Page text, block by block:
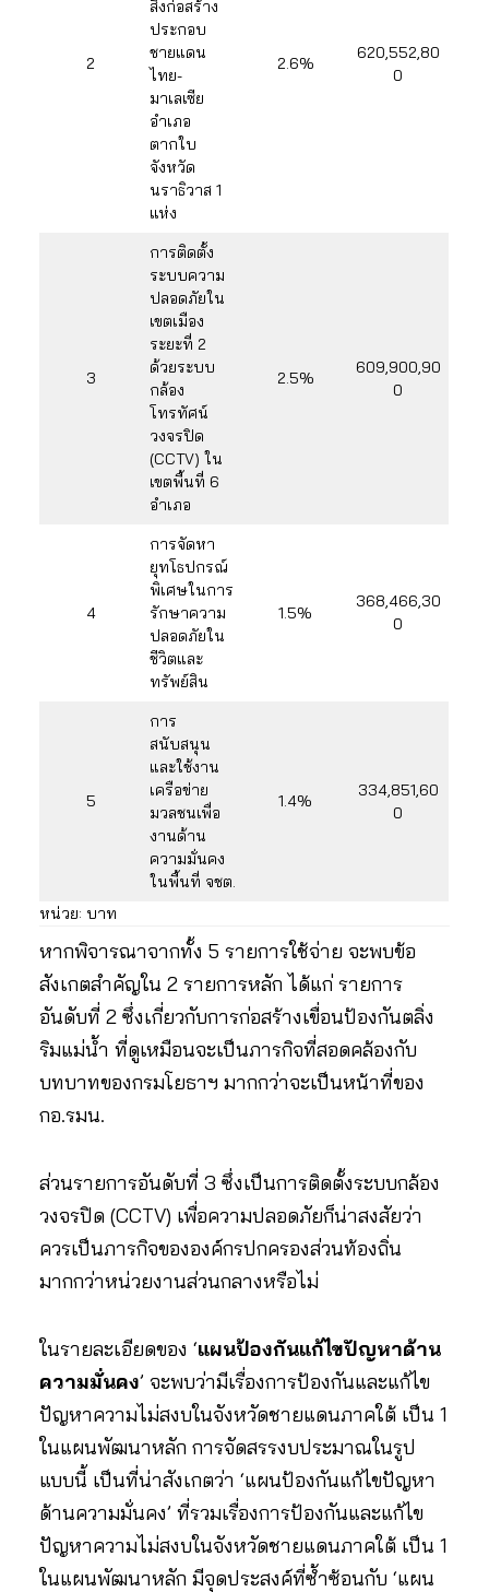
2
สิ่งก่อสร้าง
ประกอบ
ชายแดน
ไทย-
มาเลเซีย
อำเภอ
ตากใบ
จังหวัด
นราธิวาส 1
แห่ง
2.6%
620,552,80
0
3
การติดตั้ง
ระบบความ
ปลอดภัยใน
เขตเมือง
ระยะที่ 2
ด้วยระบบ
กล้อง
โทรทัศน์
วงจรปิด
(CCTV) ใน
เขตพื้นที่ 6
อำเภอ
2.5%
609,900,90
0
4
การจัดหา
ยุทโธปกรณ์
พิเศษในการ
รักษาความ
ปลอดภัยใน
ชีวิตและ
ทรัพย์สิน
1.5%
368,466,30
0
5
การ
สนับสนุน
และใช้งาน
เครือข่าย
มวลชนเพื่อ
งานด้าน
ความมั่นคง
ในพื้นที่ จชต.
1.4%
334,851,60
0
หน่วย: บาท
หากพิจารณาจากทั้ง 5 รายการใช้จ่าย จะพบข้อ
สังเกตสำคัญใน 2 รายการหลัก ได้แก่ รายการ
อันดับที่ 2 ซึ่งเกี่ยวกับการก่อสร้างเขื่อนป้องกันตลิ่ง
ริมแม่น้ำ ที่ดูเหมือนจะเป็นภารกิจที่สอดคล้องกับ
บทบาทของกรมโยธาฯ มากกว่าจะเป็นหน้าที่ของ
กอ.รมน.
ส่วนรายการอันดับที่ 3 ซึ่งเป็นการติดตั้งระบบกล้อง
วงจรปิด (CCTV) เพื่อความปลอดภัยก็น่าสงสัยว่า
ควรเป็นภารกิจขององค์กรปกครองส่วนท้องถิ่น
มากกว่าหน่วยงานส่วนกลางหรือไม่
ในรายละเอียดของ ‘แผนป้องกันแก้ไขปัญหาด้าน
ความมั่นคง’ จะพบว่ามีเรื่องการป้องกันและแก้ไข
ปัญหาความไม่สงบในจังหวัดชายแดนภาคใต้ เป็น 1
ในแผนพัฒนาหลัก การจัดสรรงบประมาณในรูป
แบบนี้ เป็นที่น่าสังเกตว่า ‘แผนป้องกันแก้ไขปัญหา
ด้านความมั่นคง’ ที่รวมเรื่องการป้องกันและแก้ไข
ปัญหาความไม่สงบในจังหวัดชายแดนภาคใต้ เป็น 1
ในแผนพัฒนาหลัก มีจุดประสงค์ที่ซ้ำซ้อนกับ ‘แผน